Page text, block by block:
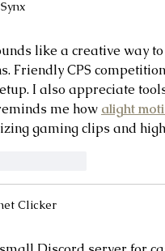
like a creative way
Friendly CPS
I also appreciate
me how alight
gaming clips and
Clicker